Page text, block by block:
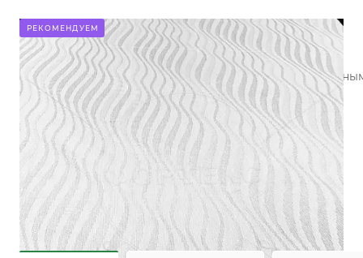
РЕКОМЕНДУЕМ
N20041232 белый
Жаккардовое полотно - это ткань с красивым
производителей матрасов
Подробности
Заказать
Задать вопрос
Возможны дополнительные опции
Не является публичной офертой